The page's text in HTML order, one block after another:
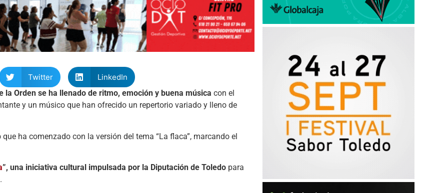
Twitter
LinkedIn
Orden se ha llenado de ritmo, emoción y buena música con el
y un músico que han ofrecido un repertorio variado y lleno de
ha comenzado con la versión del tema “La flaca”, marcando el
”, una iniciativa cultural impulsada por la Diputación de Toledo para